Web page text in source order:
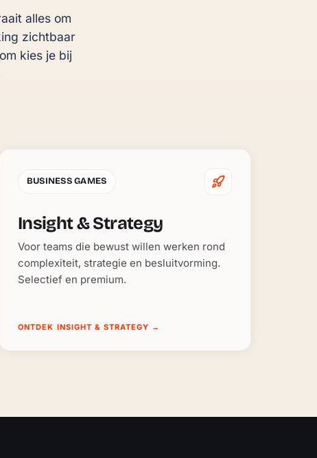
alles om
zichtbaar
kies je bij
BUSINESS GAMES
Insight & Strategy
Voor teams die bewust willen werken rond
complexiteit, strategie en besluitvorming.
Selectief en premium.
ONTDEK INSIGHT & STRATEGY →